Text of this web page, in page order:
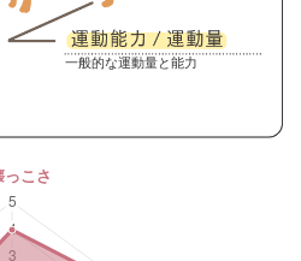
一般的な運動量と能力